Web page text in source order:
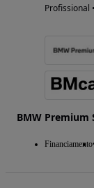
Profissional
BMW Premium
Financiamento